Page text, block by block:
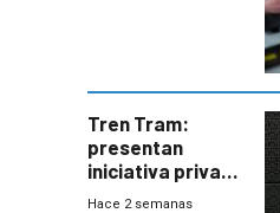
Tren Tram:
presentan
iniciativa privada
para una red de
Hace 2 semanas